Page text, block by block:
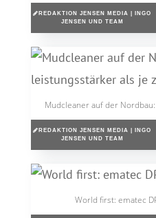
REDAKTION JENSEN MEDIA | INGO
JENSEN UND TEAM
Mudcleaner auf der
REDAKTION JENSEN MEDIA | INGO
JENSEN UND TEAM
World first: ematec